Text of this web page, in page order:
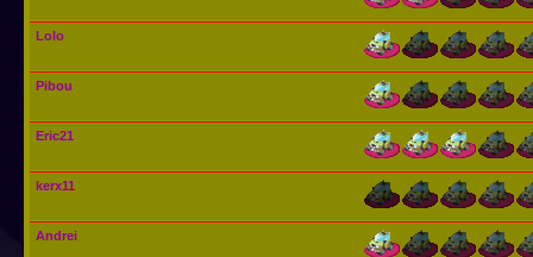
Lolo
Pibou
Eric21
kerx11
Andrei